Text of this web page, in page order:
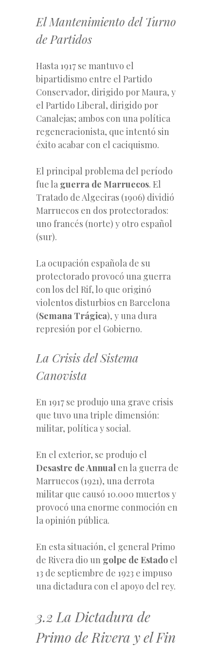
El Mantenimiento del Turno
de Partidos
Hasta 1917 se mantuvo el
bipartidismo entre el Partido
Conservador, dirigido por Maura, y
el Partido Liberal, dirigido por
Canalejas; ambos con una política
regeneracionista, que intentó sin
éxito acabar con el caciquismo.
El principal problema del período
fue la guerra de Marruecos. El
Tratado de Algeciras (1906) dividió
Marruecos en dos protectorados:
uno francés (norte) y otro español
(sur).
La ocupación española de su
protectorado provocó una guerra
con los del Rif, lo que originó
violentos disturbios en Barcelona
(Semana Trágica), y una dura
represión por el Gobierno.
La Crisis del Sistema
Canovista
En 1917 se produjo una grave crisis
que tuvo una triple dimensión:
militar, política y social.
En el exterior, se produjo el
Desastre de Annual en la guerra de
Marruecos (1921), una derrota
militar que causó 10.000 muertos y
provocó una enorme conmoción en
la opinión pública.
En esta situación, el general Primo
de Rivera dio un golpe de Estado el
13 de septiembre de 1923 e impuso
una dictadura con el apoyo del rey.
3.2 La Dictadura de
Primo de Rivera y el Fin